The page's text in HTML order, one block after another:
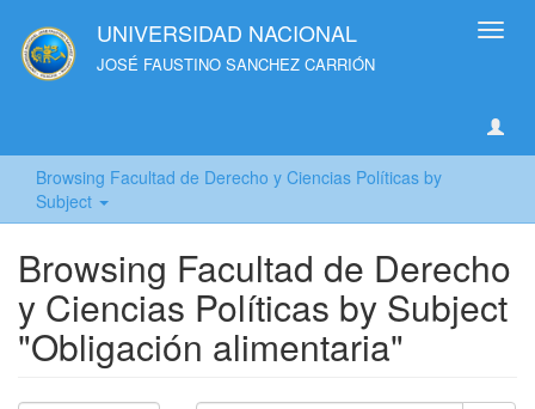
UNIVERSIDAD NACIONAL
JOSÉ FAUSTINO SANCHEZ CARRIÓN
Browsing Facultad de Derecho y Ciencias Políticas by
Subject
Browsing Facultad de Derecho
y Ciencias Políticas by Subject
"Obligación alimentaria"